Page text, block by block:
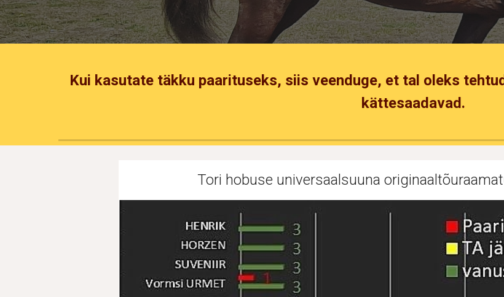
Kui kasutate täkku paarituseks, siis veenduge, et tal oleks
kättesaadavad.
Tori hobuse universaalsuuna originaal